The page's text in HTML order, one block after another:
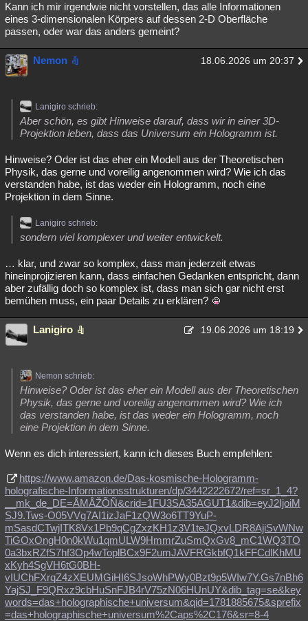
Kann ich mir irgendwie nicht vorstellen, das alle Informationen
eines 3-dimensionalen Körpers auf dessen 2-D Oberfläche
passen, oder war das anders gemeint?
Nemon 18.06.2026 um 20:37
Lanigiro schrieb:
Aber schön, es gibt Hinweise darauf, dass wir in einer 3D-
Projektion leben, dass das Universum ein Hologramm ist.
Hinweise? Oder ist das eher ein Modell aus der Theoretischen
Physik, das gerne und voreilig angenommen wird? Wie ich das
verstanden habe, ist das weder ein Hologramm, noch eine
Projektion in dem Sinne.
Lanigiro schrieb:
sondern viel komplexer und weiter entwickelt.
… klar, und zwar so komplex, dass man jederzeit etwas
hineinprojizieren kann, dass einfachen Gedanken entspricht, dann
aber zufällig doch so komplex ist, dass man sich gar nicht erst
bemühen muss, ein paar Details zu erklären?
Lanigiro 19.06.2026 um 18:19
Nemon schrieb:
Hinweise? Oder ist das eher ein Modell aus der Theoretischen
Physik, das gerne und voreilig angenommen wird? Wie ich
das verstanden habe, ist das weder ein Hologramm, noch
eine Projektion in dem Sinne.
Wenn es dich interessiert, kann ich dieses Buch empfehlen:
https://www.amazon.de/Das-kosmische-Hologramm-
holografische-Informationsstrukturen/dp/3442222672/ref=sr_1_4?
__mk_de_DE=ÅMÅŽÕÑ&crid=1FU3SA35AGUT1&dib=eyJ2IjoiM
SJ9.Tws-O05VVg7AI1izJaF1zQW3o6TT9YuP-
mSasdCTwjITK8Vx1Pb9qCgZxzKH1z3V1teJQxvLDR8AjiSvWNw
TiGOxOngH0n0kWu1qmULW9HmmrZuSmQxGv8_mC1WQ3TO
0a3bxRZfS7hf3Op4wToplBCx9F2umJAVFRGkbfQ1kFFCdlKhMU
xKyh4SgVH6tG0BH-
vIUChFXrqZ4zXEUMGiHI6SJsoWhPWy0Bzt9p5WIw7Y.Gs7nBh6
YajSJ_F9QRxz9cbHuSnFJB4rV75zN06HUnUY&dib_tag=se&key
words=das+holographische+universum&qid=1781885675&sprefix
=das+holographische+universum%2Caps%2C176&sr=8-4